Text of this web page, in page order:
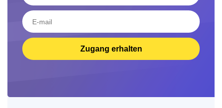
Zugang erhalten